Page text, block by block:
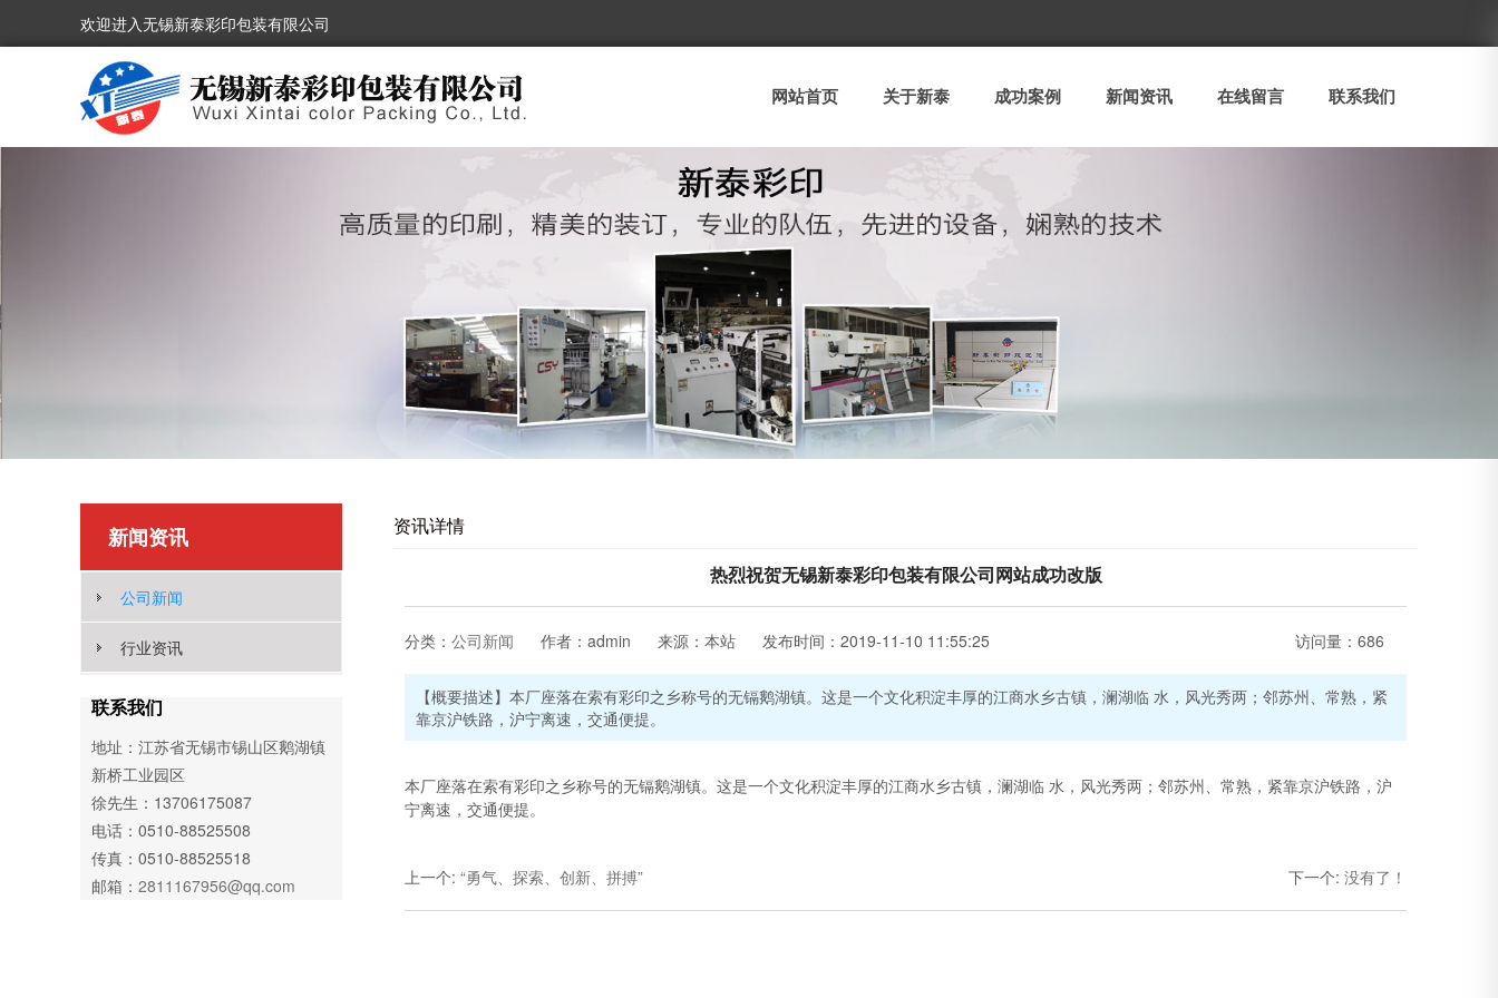
欢迎进入无锡新泰彩印包装有限公司
网站首页 关于新泰 成功案例 新闻资讯 在线留言 联系我们
新闻资讯
公司新闻
行业资讯
联系我们
地址：江苏省无锡市锡山区鹅湖镇
新桥工业园区
徐先生：13706175087
电话：0510-88525508
传真：0510-88525518
邮箱： 2811167956@qq.com
资讯详情
热烈祝贺无锡新泰彩印包装有限公司网站成功改版
分类：公司新闻 作者：admin 来源：本站 发布时间：2019-11-10 11:55:25 访问量： 686
【概要描述】本厂座落在索有彩印之乡称号的无镉鹅湖镇。这是一个文化积淀丰厚的江商水乡古镇，澜湖临 水，风光秀两；邻苏州、常熟，紧
靠京沪铁路，沪宁离速，交通便提。
本厂座落在索有彩印之乡称号的无镉鹅湖镇。这是一个文化积淀丰厚的江商水乡古镇，澜湖临 水，风光秀两；邻苏州、常熟，紧靠京沪铁路，沪
宁离速，交通便提。
上一个: “勇气、探索、创新、拼搏” 下一个: 没有了！